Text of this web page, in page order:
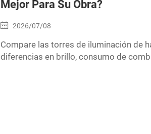
Mejor Para Su Obra?
2026/07/08
Compare las torres de iluminación de
diferencias en brillo, consumo de